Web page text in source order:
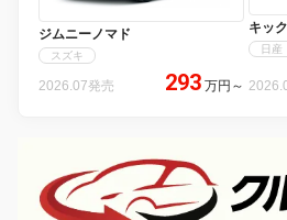
ジムニーノマド
スズキ
2026.07発売 293 万円 ～
キッ
日産